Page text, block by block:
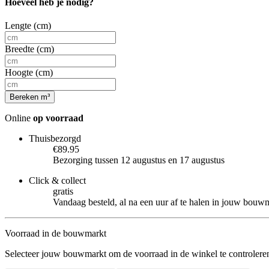
Hoeveel heb je nodig?
Lengte (cm)
Breedte (cm)
Hoogte (cm)
Bereken m³
Online op voorraad
Thuisbezorgd
€89.95
Bezorging tussen 12 augustus en 17 augustus
Click & collect
gratis
Vandaag besteld, al na een uur af te halen in jouw
Voorraad in de bouwmarkt
Selecteer jouw bouwmarkt om de voorraad in de winkel te